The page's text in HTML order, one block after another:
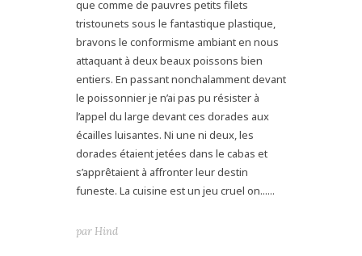
que comme de pauvres petits filets
tristounets sous le fantastique plastique,
bravons le conformisme ambiant en nous
attaquant à deux beaux poissons bien
entiers. En passant nonchalamment devant
le poissonnier je n’ai pas pu résister à
l’appel du large devant ces dorades aux
écailles luisantes. Ni une ni deux, les
dorades étaient jetées dans le cabas et
s’apprêtaient à affronter leur destin
funeste. La cuisine est un jeu cruel on......
par Hind